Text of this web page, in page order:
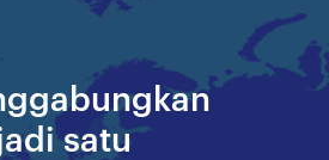
satu